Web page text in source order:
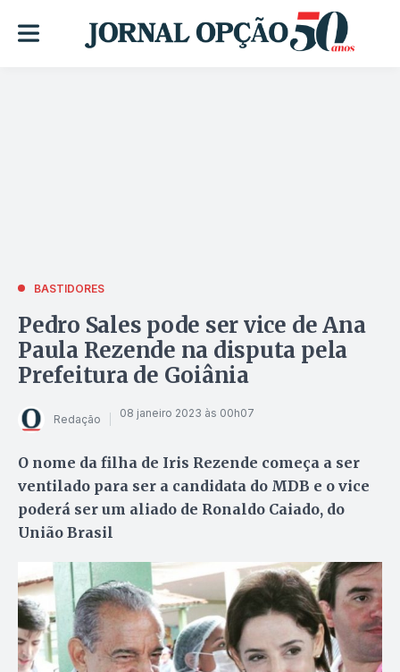
BASTIDORES
Pedro Sales pode ser vice de Ana
Paula Rezende na disputa pela
Prefeitura de Goiânia
Redação 08 janeiro 2023 às 00h07
O nome da filha de Iris Rezende começa a ser
ventilado para ser a candidata do MDB e o vice
poderá ser um aliado de Ronaldo Caiado, do
União Brasil